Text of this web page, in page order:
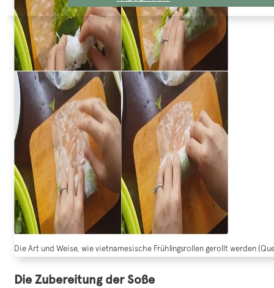
Die Art und Weise, wie vietnamesische Frühlingsrollen gerollt werden
Die Zubereitung der Soße